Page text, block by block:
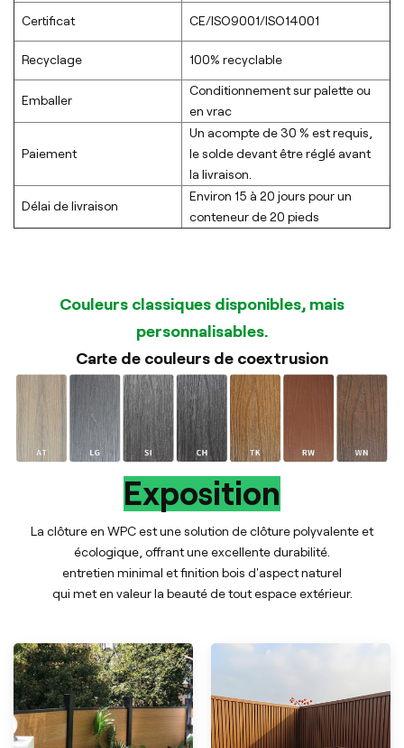
Certificat CE/ISO9001/ISO14001
Recyclage 100% recyclable
Emballer
Conditionnement sur palette ou
en vrac
Paiement
Un acompte de 30 % est requis,
le solde devant être réglé avant
la livraison.
Délai de livraison
Environ 15 à 20 jours pour un
conteneur de 20 pieds
Couleurs classiques disponibles, mais
personnalisables.
Carte de couleurs de coextrusion
Exposition
La clôture en WPC est une solution de clôture polyvalente et
écologique, offrant une excellente durabilité.
entretien minimal et finition bois d'aspect naturel
qui met en valeur la beauté de tout espace extérieur.